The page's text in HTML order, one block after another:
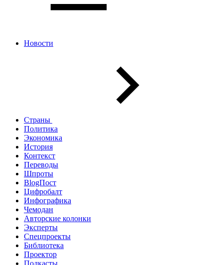
Новости
Страны
Политика
Экономика
История
Контекст
Переводы
Шпроты
BlogПост
Цифробалт
Инфографика
Чемодан
Авторские колонки
Эксперты
Спецпроекты
Библиотека
Проектор
Подкасты